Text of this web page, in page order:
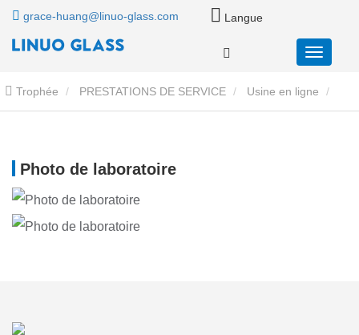
grace-huang@linuo-glass.com Langue
Trophée PRESTATIONS DE SERVICE Usine en ligne
Photo de laboratoire